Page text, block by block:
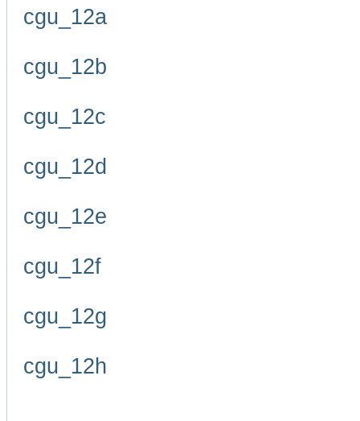
cgu_12a
cgu_12b
cgu_12c
cgu_12d
cgu_12e
cgu_12f
cgu_12g
cgu_12h